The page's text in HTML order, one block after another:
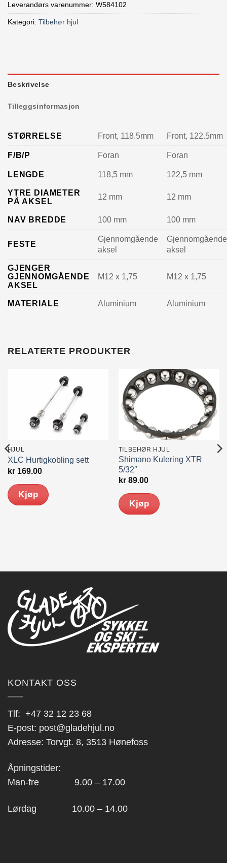
Leverandørs varenummer: W584102
Kategori: Tilbehør hjul
Beskrivelse
Tilleggsinformasjon
STØRRELSE Front, 118.5mm Front, 122.5mm
F/B/P Foran Foran
LENGDE 118,5 mm
122,5 mm
YTRE DIAMETER
PÅ AKSEL
12 mm 12 mm
NAV BREDDE 100 mm 100 mm
FESTE
Gjennomgående
aksel
Gjennomgående
aksel
GJENGER
GJENNOMGÅENDE
AKSEL
M12 x 1,75 M12 x 1,75
MATERIALE Aluminium Aluminium
RELATERTE PRODUKTER
HJUL
XLC Hurtigkobling sett
kr169.00
Kjøp
TILBEHØR HJUL
Shimano Kulering XTR
5/32″
kr89.00
Kjøp
KONTAKT OSS
Tlf: +47 32 12 23 68
E-post: post@gladehjul.no
Adresse: Torvgt. 8, 3513 Hønefoss
Åpningstider:
Man-fre 9.00 – 17.00
Lørdag 10.00 – 14.00